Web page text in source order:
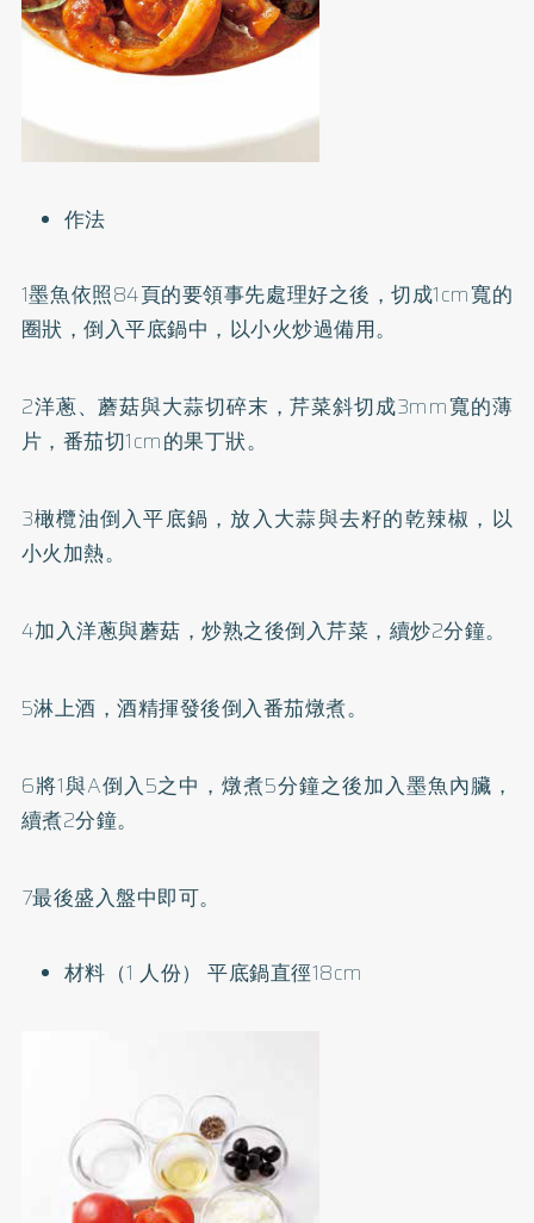
作法
1墨魚依照84頁的要領事先處理好之後，切成1cm寬的
圈狀，倒入平底鍋中，以小火炒過備用。
2洋蔥、蘑菇與大蒜切碎末，芹菜斜切成3mm寬的薄
片，番茄切1cm的果丁狀。
3橄欖油倒入平底鍋，放入大蒜與去籽的乾辣椒，以
小火加熱。
4加入洋蔥與蘑菇，炒熟之後倒入芹菜，續炒2分鐘。
5淋上酒，酒精揮發後倒入番茄燉煮。
6將1與A倒入5之中，燉煮5分鐘之後加入墨魚內臟，
續煮2分鐘。
7最後盛入盤中即可。
材料（1 人份） 平底鍋直徑18cm